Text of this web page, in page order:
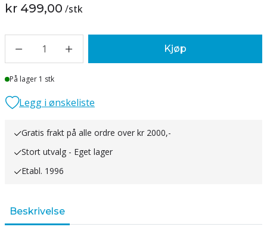
kr 499,00 /stk
1 Kjøp
Lager
På lager 1 stk
Legg i ønskeliste
Gratis frakt på alle ordre over kr 2000,-
Stort utvalg - Eget lager
Etabl. 1996
Beskrivelse